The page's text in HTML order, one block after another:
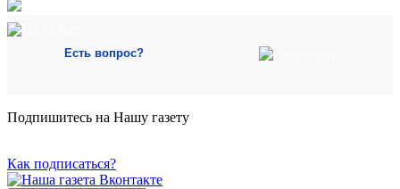
Есть вопрос?
Подпишитесь на Нашу газету
Как подписаться?